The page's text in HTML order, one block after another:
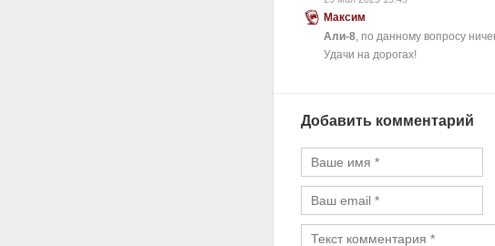
Максим
Али-8, по данному вопросу
Удачи на дорогах!
Добавить комментарий